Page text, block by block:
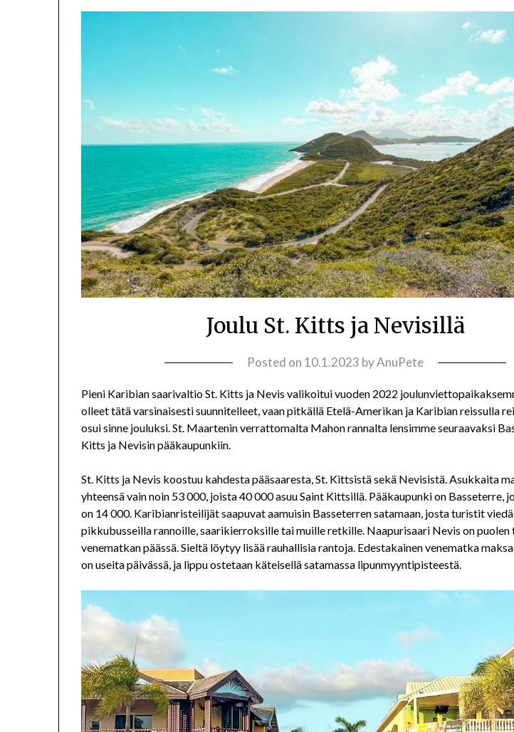
Joulu St. Kitts ja Nevisillä
Posted on 10.1.2023 byAnuPete
Pieni Karibian saarivaltio St. Kitts ja Nevis valikoitui vuoden 2022
olleet tätä varsinaisesti suunnitelleet, vaan pitkällä Etelä-Amerikan ja Karibian reissulla
osui sinne jouluksi. St. Maartenin verrattomalta Mahon rannalta lensimme seuraavaksi
Kitts ja Nevisin pääkaupunkiin.
St. Kitts ja Nevis koostuu kahdesta pääsaaresta, St. Kittsistä sekä Nevisistä. Asukkaita
yhteensä vain noin 53 000, joista 40 000 asuu Saint Kittsillä. Pääkaupunki on Basseterre,
on 14 000. Karibianristeilijät saapuvat aamuisin Basseterren satamaan, josta turistit
pikkubusseilla rannoille, saarikierroksille tai muille retkille. Naapurisaari Nevis on puolen
venematkan päässä. Sieltä löytyy lisää rauhallisia rantoja. Edestakainen venematka
on useita päivässä, ja lippu ostetaan käteisellä satamassa lipunmyyntipisteestä.